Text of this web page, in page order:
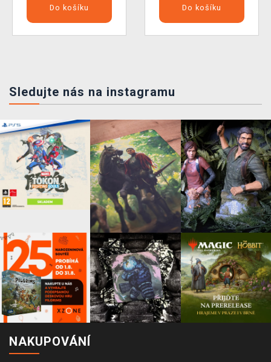
Do košíku Do košíku
Sledujte nás na instagramu
NAKUPOVÁNÍ